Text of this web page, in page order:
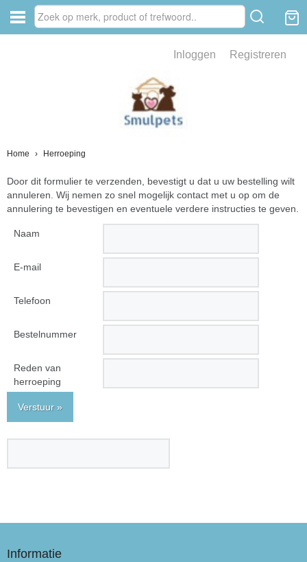
Inloggen Registreren
Home › Herroeping
Door dit formulier te verzenden, bevestigt u dat u uw bestelling wilt
annuleren. Wij nemen zo snel mogelijk contact met u op om de
annulering te bevestigen en eventuele verdere instructies te geven.
Naam
E-mail
Telefoon
Bestelnummer
Reden van
herroeping
Verstuur »
Informatie